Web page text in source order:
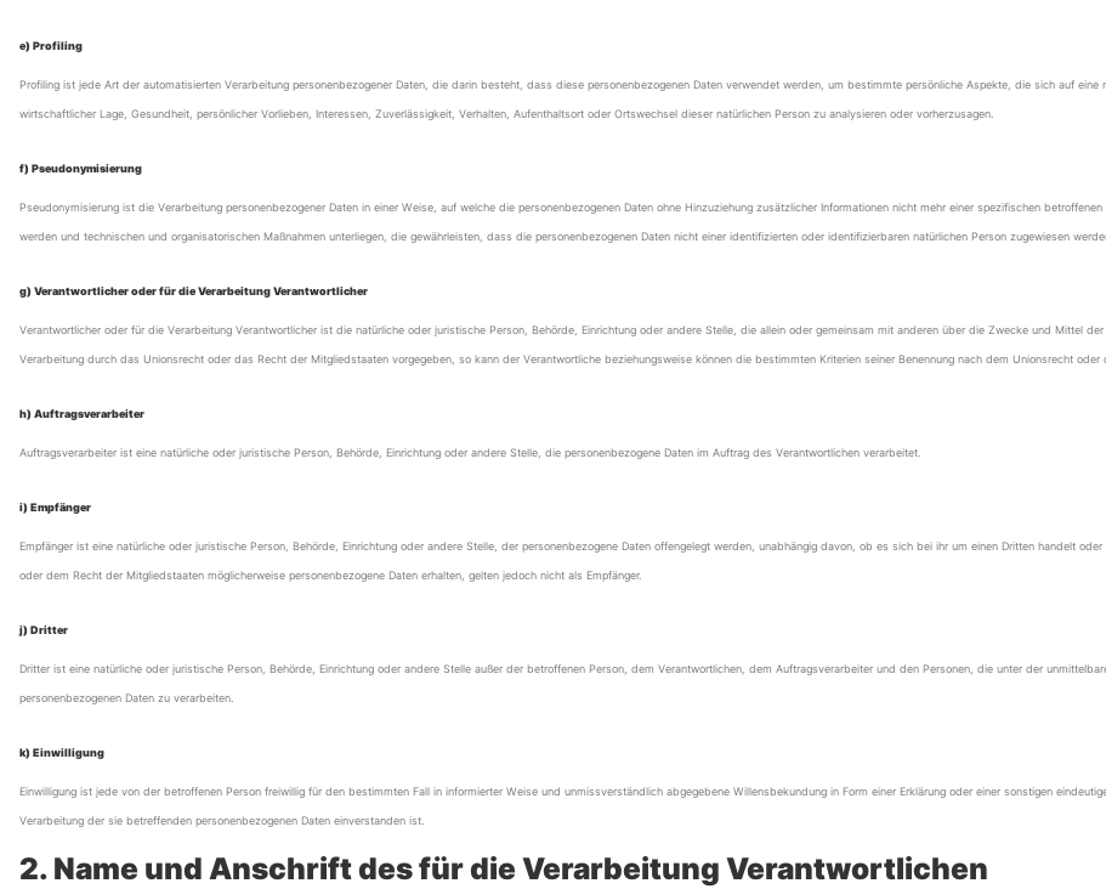
e) Profiling
Profiling ist jede Art der automatisierten Verarbeitung personenbezogener Daten, die darin besteht, dass diese personenbezogenen Daten verwendet werden, um bestimmte persönliche Aspekte, die sich auf
wirtschaftlicher Lage, Gesundheit, persönlicher Vorlieben, Interessen, Zuverlässigkeit, Verhalten, Aufenthaltsort oder Ortswechsel dieser natürlichen Person zu analysieren oder vorherzusagen.
f) Pseudonymisierung
Pseudonymisierung ist die Verarbeitung personenbezogener Daten in einer Weise, auf welche die personenbezogenen Daten ohne Hinzuziehung zusätzlicher Informationen nicht mehr einer spezifischen
werden und technischen und organisatorischen Maßnahmen unterliegen, die gewährleisten, dass die personenbezogenen Daten nicht einer identifizierten oder identifizierbaren natürlichen Person zugewiesen
g) Verantwortlicher oder für die Verarbeitung Verantwortlicher
Verantwortlicher oder für die Verarbeitung Verantwortlicher ist die natürliche oder juristische Person, Behörde, Einrichtung oder andere Stelle, die allein oder gemeinsam mit anderen über die Zwecke und Mittel
Verarbeitung durch das Unionsrecht oder das Recht der Mitgliedstaaten vorgegeben, so kann der Verantwortliche beziehungsweise können die bestimmten Kriterien seiner Benennung nach dem Unionsrecht
h) Auftragsverarbeiter
Auftragsverarbeiter ist eine natürliche oder juristische Person, Behörde, Einrichtung oder andere Stelle, die personenbezogene Daten im Auftrag des Verantwortlichen verarbeitet.
i) Empfänger
Empfänger ist eine natürliche oder juristische Person, Behörde, Einrichtung oder andere Stelle, der personenbezogene Daten offengelegt werden, unabhängig davon, ob es sich bei ihr um einen Dritten handelt
oder dem Recht der Mitgliedstaaten möglicherweise personenbezogene Daten erhalten, gelten jedoch nicht als Empfänger.
j) Dritter
Dritter ist eine natürliche oder juristische Person, Behörde, Einrichtung oder andere Stelle außer der betroffenen Person, dem Verantwortlichen, dem Auftragsverarbeiter und den Personen, die unter der
personenbezogenen Daten zu verarbeiten.
k) Einwilligung
Einwilligung ist jede von der betroffenen Person freiwillig für den bestimmten Fall in informierter Weise und unmissverständlich abgegebene Willensbekundung in Form einer Erklärung oder einer sonstigen
Verarbeitung der sie betreffenden personenbezogenen Daten einverstanden ist.
2. Name und Anschrift des für die Verarbeitung Verantwortlichen